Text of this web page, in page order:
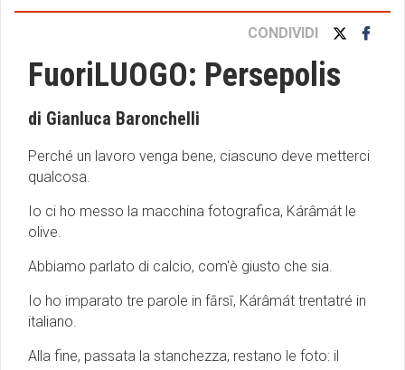
CONDIVIDI
FuoriLUOGO: Persepolis
di Gianluca Baronchelli
Perché un lavoro venga bene, ciascuno deve metterci
qualcosa.
Io ci ho messo la macchina fotografica, Kárâmát le
olive.
Abbiamo parlato di calcio, com'è giusto che sia.
Io ho imparato tre parole in fārsī, Kárâmát trentatré in
italiano.
Alla fine, passata la stanchezza, restano le foto: il